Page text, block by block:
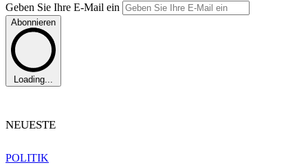
Geben Sie Ihre E-Mail ein
Abonnieren
Loading...
NEUESTE
POLITIK